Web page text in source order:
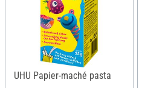
UHU Papier-maché pasta